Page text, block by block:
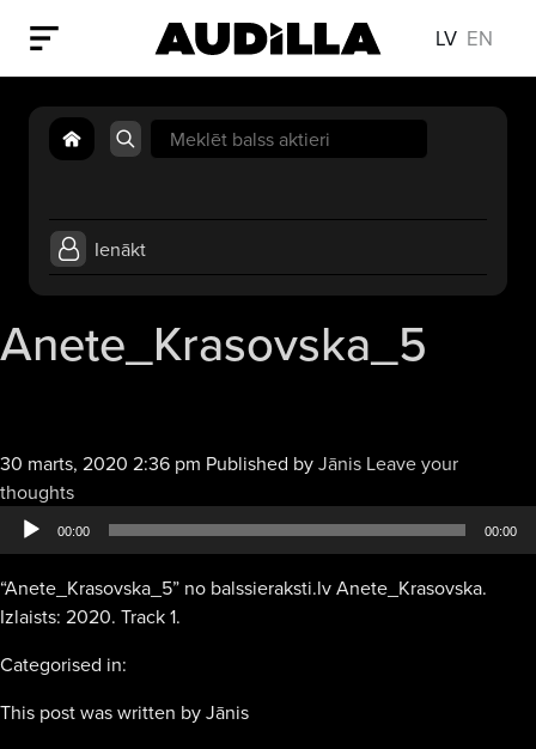
LV EN
Search
for:
Ienākt
Anete_Krasovska_5
30 marts, 2020 2:36 pm Published byJānis Leave your
thoughtsAudio
atskaņotājs
00:00 00:00
“Anete_Krasovska_5” no balssieraksti.lv Anete_Krasovska.
Izlaists: 2020. Track 1.
Categorised in:
This post was written by Jānis